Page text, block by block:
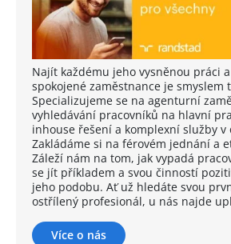
Najít každému jeho vysněnou práci
spokojené zaměstnance je smyslem
Specializujeme se na agenturní
vyhledávání pracovníků na hlavní
inhouse řešení a komplexní služby v
Zakládáme si na férovém jednání a
Záleží nám na tom, jak vypadá
se jít příkladem a svou činností
jeho podobu. Ať už hledáte svou
ostřílený profesionál, u nás najde
Více o nás